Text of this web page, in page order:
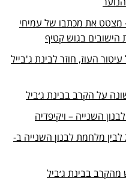
מצטט את מכתבו של עמיחי
בגוש קטיף
העוז, חוזר לבינת ג'בייל
על הקרב בבינת ג׳ביל
השנייה – ויקיפדיה
הקשר בין חורבן גוש קטיף ב- 2005 לבין מלחמת לבנון השנייה ב-
בבינת ג׳ביל